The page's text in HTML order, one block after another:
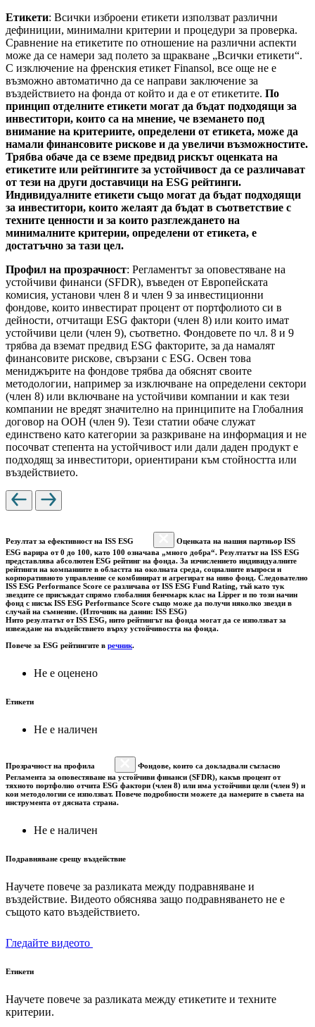
Етикети: Всички изброени етикети използват различни
дефиниции, минимални критерии и процедури за проверка.
Сравнение на етикетите по отношение на различни аспекти
може да се намери зад полето за щракване „Всички етикети“.
С изключение на френския етикет Finansol, все още не е
възможно автоматично да се направи заключение за
въздействието на фонда от който и да е от етикетите. По
принцип отделните етикети могат да бъдат подходящи за
инвеститори, които са на мнение, че вземането под
внимание на критериите, определени от етикета, може да
намали финансовите рискове и да увеличи възможностите.
Трябва обаче да се вземе предвид рискът оценката на
етикетите или рейтингите за устойчивост да се различават
от тези на други доставчици на ESG рейтинги.
Индивидуалните етикети също могат да бъдат подходящи
за инвеститори, които желаят да бъдат в съответствие с
техните ценности и за които разглеждането на
минималните критерии, определени от етикета, е
достатъчно за тази цел.
Профил на прозрачност: Регламентът за оповестяване на
устойчиви финанси (SFDR), въведен от Европейската
комисия, установи член 8 и член 9 за инвестиционни
фондове, които инвестират процент от портфолиото си в
дейности, отчитащи ESG фактори (член 8) или които имат
устойчиви цели (член 9), съответно. Фондовете по чл. 8 и 9
трябва да вземат предвид ESG факторите, за да намалят
финансовите рискове, свързани с ESG. Освен това
мениджърите на фондове трябва да обяснят своите
методологии, например за изключване на определени сектори
(член 8) или включване на устойчиви компании и как тези
компании не вредят значително на принципите на Глобалния
договор на ООН (член 9). Тези статии обаче служат
единствено като категории за разкриване на информация и не
посочват степента на устойчивост или дали даден продукт е
подходящ за инвеститори, ориентирани към стойността или
въздействието.
Резултат за ефективност на ISS ESG
Оценката на нашия партньор ISS
ESG варира от 0 до 100, като 100 означава „много добра“. Резултатът на ISS ESG
представлява абсолютен ESG рейтинг на фонда. За изчислението индивидуалните
рейтинги на компаниите в областта на околната среда, социалните въпроси и
корпоративното управление се комбинират и агрегират на ниво фонд. Следователно
ISS ESG Performance Score се различава от ISS ESG Fund Rating, тъй като тук
звездите се присъждат спрямо глобалния бенчмарк клас на Lipper и по този начин
фонд с нисък ISS ESG Performance Score също може да получи няколко звезди в
случай на съмнение. (Източник на данни: ISS ESG)
Нито резултатът от ISS ESG, нито рейтингът на фонда могат да се използват за
извеждане на въздействието върху устойчивостта на фонда.
Повече за ESG рейтингите в речник.
Не е оценено
Етикети
Не е наличен
Прозрачност на профила
Фондове, които са докладвали съгласно
Регламента за оповестяване на устойчиви финанси (SFDR), какъв процент от
тяхното портфолио отчита ESG фактори (член 8) или има устойчиви цели (член 9) и
кои методологии се използват. Повече подробности можете да намерите в съвета на
инструмента от дясната страна.
Не е наличен
Подравняване срещу въздействие
Научете повече за разликата между подравняване и
въздействие. Видеото обяснява защо подравняването не е
същото като въздействието.
Гледайте видеото
Етикети
Научете повече за разликата между етикетите и техните
критерии.